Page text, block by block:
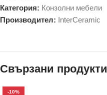
Категория: Конзолни мебели
Производител: InterCeramic
Свързани продукти
-10%